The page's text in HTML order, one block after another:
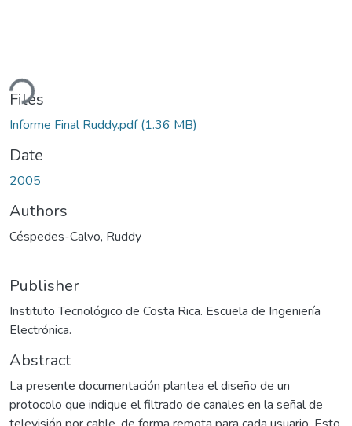
Files
Informe Final Ruddy.pdf(1.36 MB)
Date
2005
Authors
Céspedes-Calvo, Ruddy
Publisher
Instituto Tecnológico de Costa Rica. Escuela de Ingeniería
Electrónica.
Abstract
La presente documentación plantea el diseño de un
protocolo que indique el filtrado de canales en la señal de